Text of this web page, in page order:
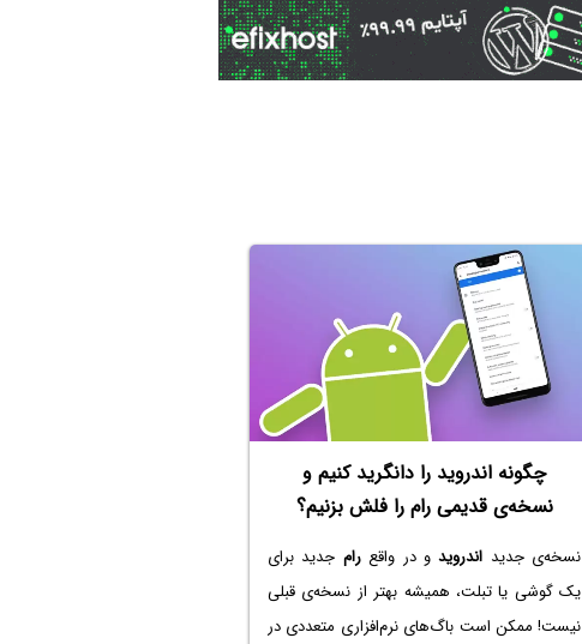
چگونه اندروید را دانگرید کنیم و
نسخه‌ی قدیمی رام را فلش بزنیم؟
نسخه‌ی جدید اندرویدو در واقعرام جدید برای
یک گوشی یا تبلت، همیشه بهتر از نسخه‌ی قبلی
نیست! ممکن است باگ‌های نرم‌افزاری متعددی در